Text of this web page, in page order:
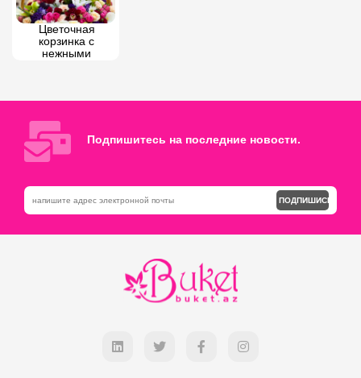
Цветочная
корзинка с
нежными
Подпишитесь на последние новости.
ПОДПИШИСЬ